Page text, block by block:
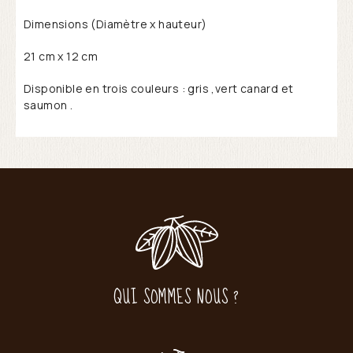
Dimensions (Diamètre x hauteur)
21 cm x 12 cm
Disponible en trois couleurs : gris ,vert canard et
saumon .
QUI SOMMES NOUS ?